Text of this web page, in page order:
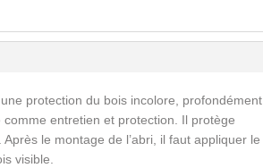
protection du bois incolore, profondément
entretien et protection. Il protège
le montage de l’abri, il faut appliquer le
visible.